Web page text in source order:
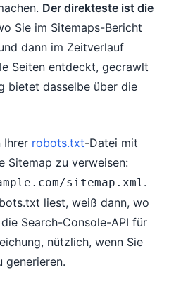
Der direkteste ist die
Sie im Sitemaps-Bericht
dann im Zeitverlauf
Seiten entdeckt, gecrawlt
bietet dasselbe über die
Ihrer robots.txt-Datei mit
Sitemap zu verweisen:
sitemap.xml.
liest, weiß dann, wo
Search-Console-API für
nützlich, wenn Sie
generieren.